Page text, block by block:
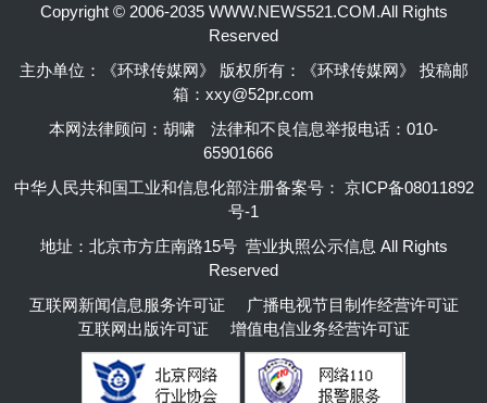
Copyright © 2006-2035 WWW.NEWS521.COM.All Rights
Reserved
主办单位：《环球传媒网》 版权所有：《环球传媒网》 投稿邮
箱：xxy@52pr.com
本网法律顾问：胡啸
法律和不良信息举报电话：010-
65901666
中华人民共和国工业和信息化部注册备案号： 京ICP备08011892
号-1
地址：北京市方庄南路15号 营业执照公示信息 All Rights
Reserved
互联网新闻信息服务许可证
广播电视节目制作经营许可证
互联网出版许可证
增值电信业务经营许可证